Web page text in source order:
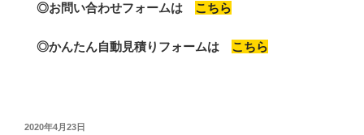
◎お問い合わせフォームは こちら
◎かんたん自動見積りフォームは こちら
投
2020年4月23日